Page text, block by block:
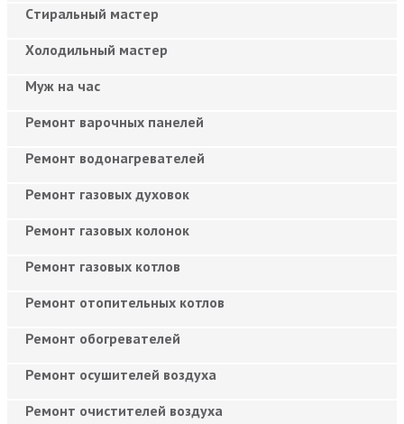
Cтиральный мастер
Холодильный мастер
Муж на час
Ремонт варочных панелей
Ремонт водонагревателей
Ремонт газовых духовок
Ремонт газовых колонок
Ремонт газовых котлов
Ремонт отопительных котлов
Ремонт обогревателей
Ремонт осушителей воздуха
Ремонт очистителей воздуха